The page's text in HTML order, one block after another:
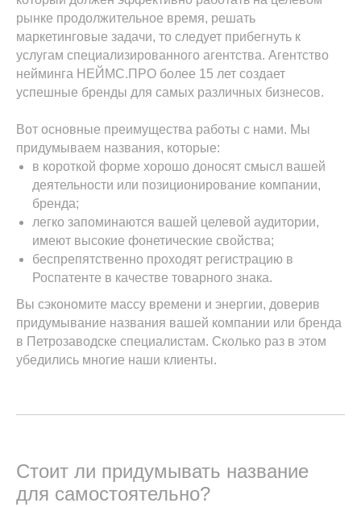
рынке продолжительное время, решать
маркетинговые задачи, то следует прибегнуть к
услугам специализированного агентства. Агентство
нейминга НЕЙМС.ПРО более 15 лет создает
успешные бренды для самых различных бизнесов.
Вот основные преимущества работы с нами. Мы
придумываем названия, которые:
в короткой форме хорошо доносят смысл вашей
деятельности или позиционирование компании,
бренда;
легко запоминаются вашей целевой аудитории,
имеют высокие фонетические свойства;
беспрепятственно проходят регистрацию в
Роспатенте в качестве товарного знака.
Вы сэкономите массу времени и энергии, доверив
придумывание названия вашей компании или бренда
в Петрозаводске специалистам. Сколько раз в этом
убедились многие наши клиенты.
Стоит ли придумывать название
для самостоятельно?